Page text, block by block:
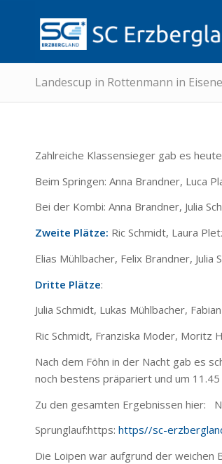
Landescup in Rottenmann in
Zahlreiche Klassensieger gab es
Beim Springen: Anna Brandner, Luca
Bei der Kombi: Anna Brandner, Julia
Zweite Plätze: Ric Schmidt, Laura
Elias Mühlbacher, Felix Brandner,
Dritte Plätze:
Julia Schmidt, Lukas Mühlbacher,
Ric Schmidt, Franziska Moder, Moritz
Nach dem Föhn in der Nacht gab es
noch bestens präpariert und um 11.45
Zu den gesamten Ergebnissen hier:
Sprunglauf:https: https//sc-
Die Loipen war aufgrund der weichen